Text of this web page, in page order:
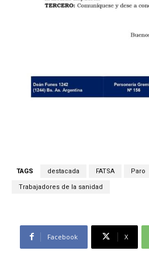
TAGS destacada FATSA Paro
Trabajadores de la sanidad
Facebook X